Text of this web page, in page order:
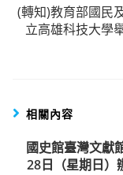
(轉知)教育部國民
立高雄科技大學
相關內容
國史館臺灣文獻
28日（星期日）